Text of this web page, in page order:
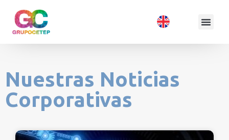
Nuestras Noticias
Corporativas